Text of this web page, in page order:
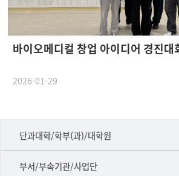
바이오메디컬 창업 아이디어 경진대
2026-01-29
단과대학/학부(과)/대학원
■인문대학
▷국어국문학부
부서/부속기관/사업단
공동기기센터